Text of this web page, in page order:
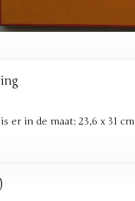
er in de maat: 23,6 x 31 cm